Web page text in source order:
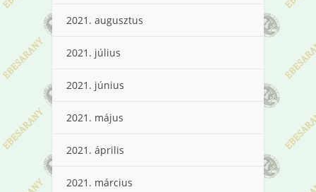
2021. augusztus
2021. július
2021. június
2021. május
2021. április
2021. március